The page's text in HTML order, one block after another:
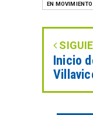
EN MOVIMIENTO
Inicio